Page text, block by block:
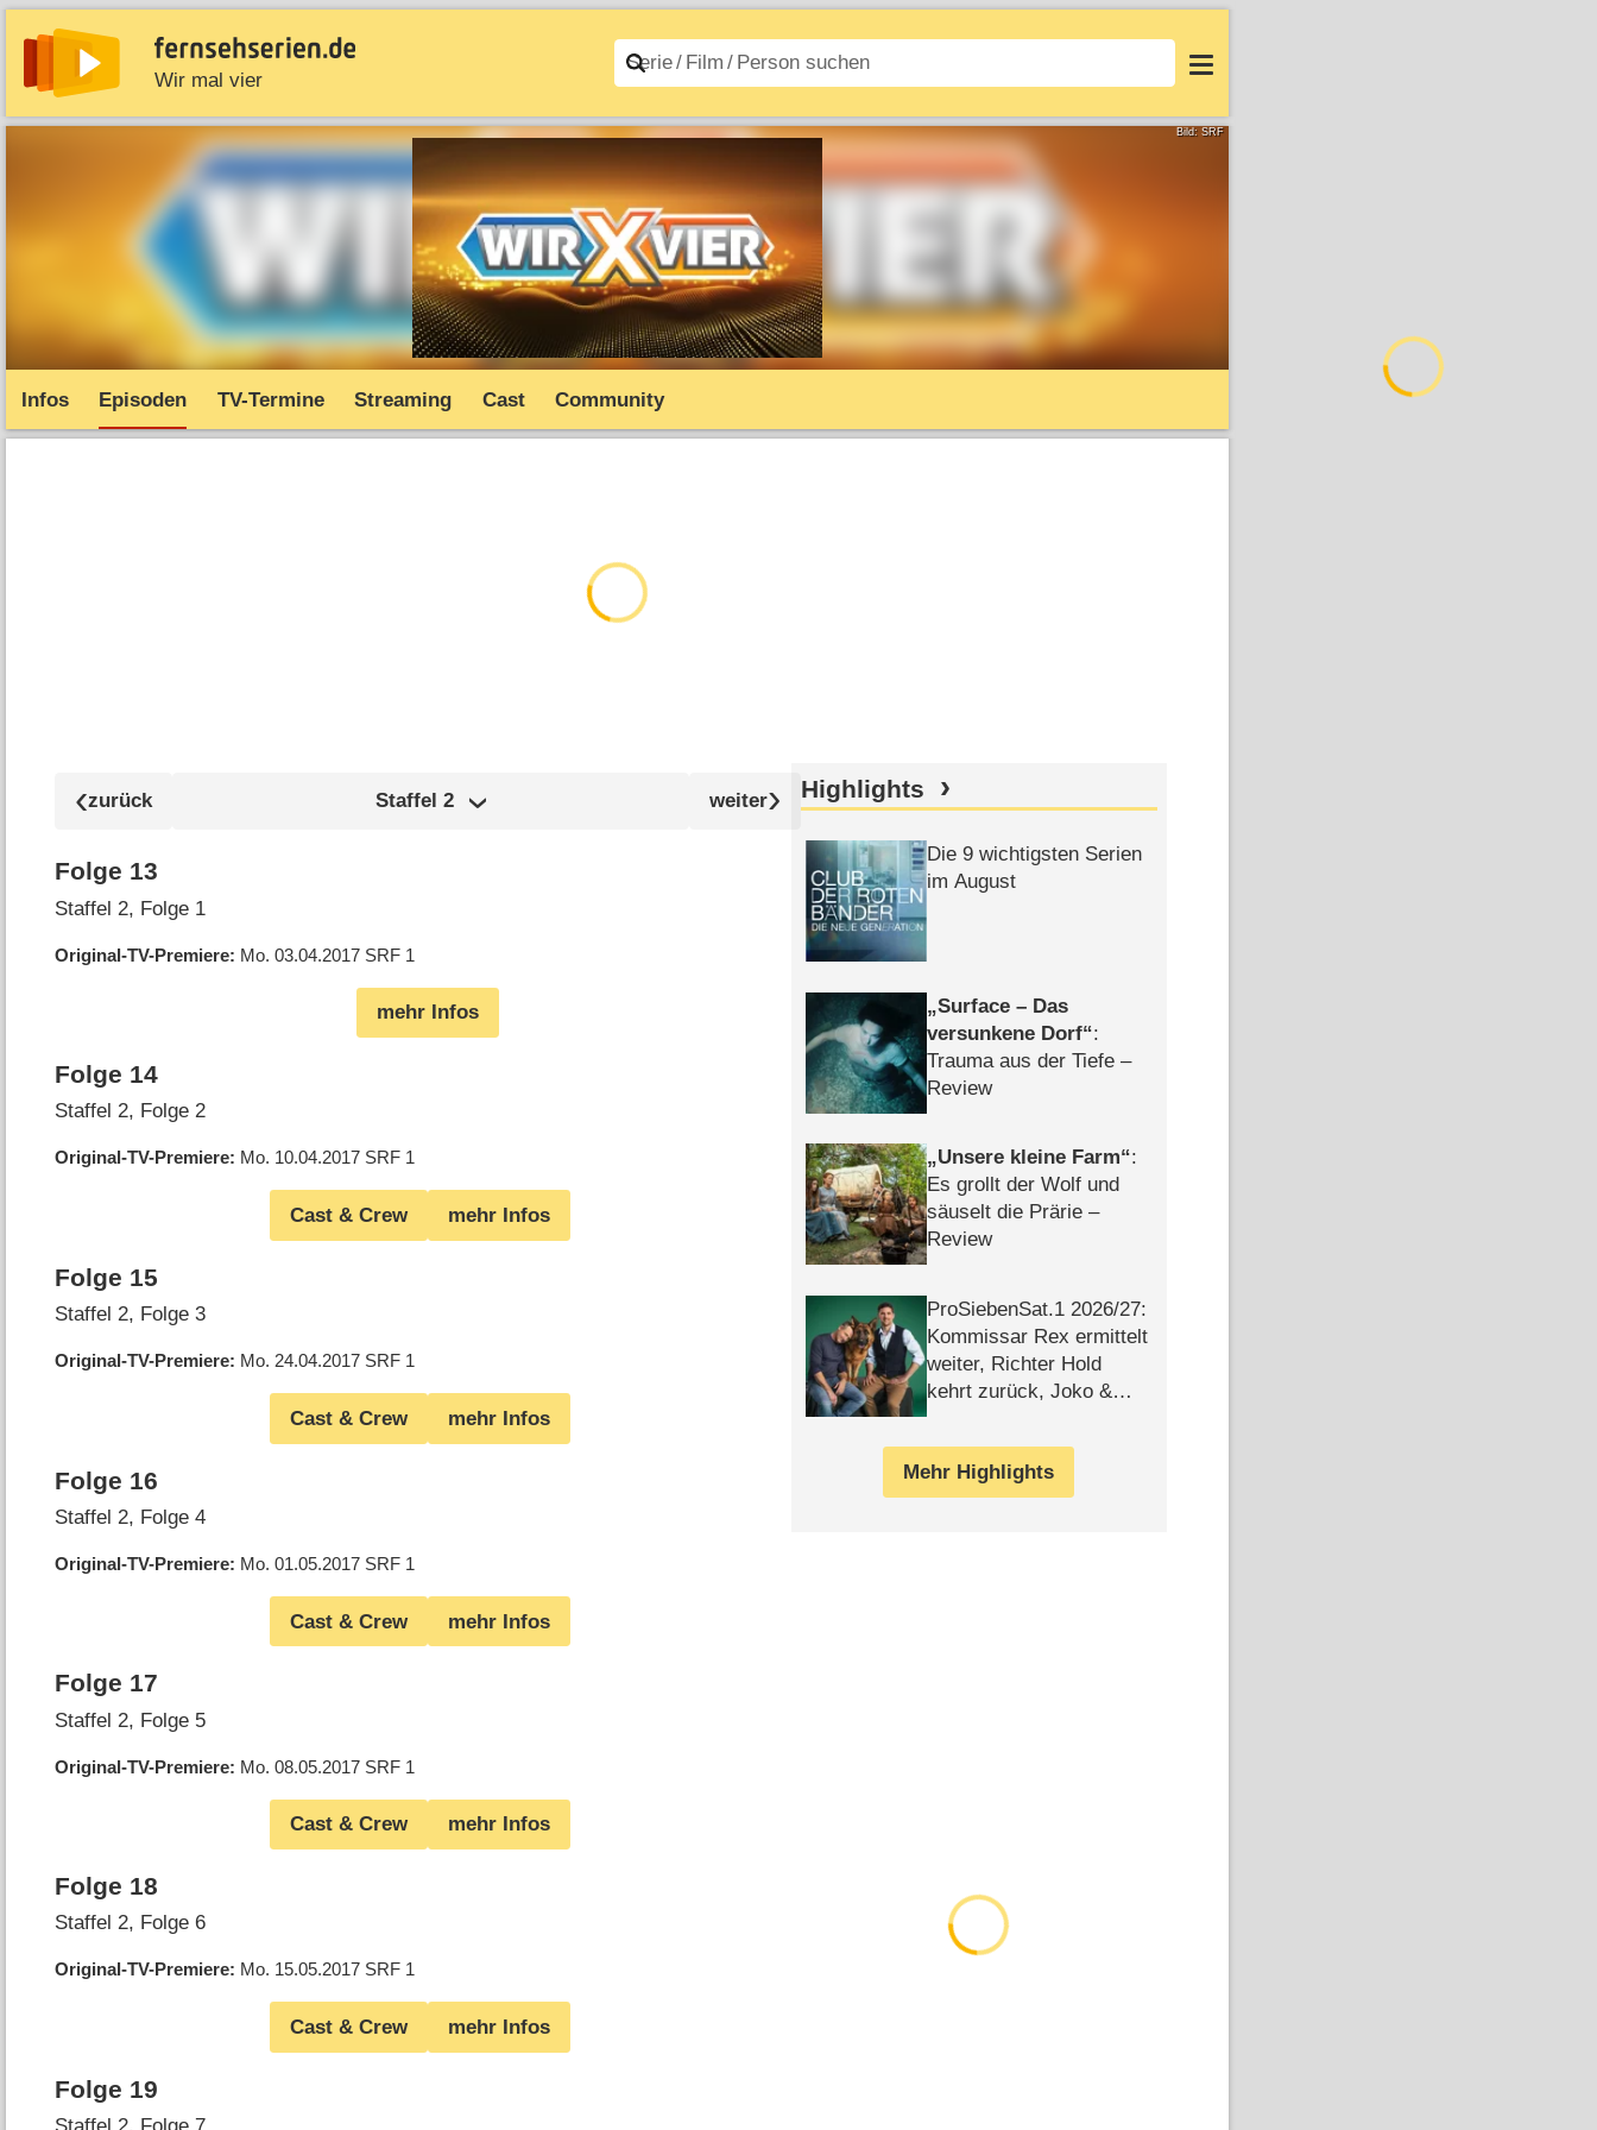
Wir mal vier
News Entdecken Streaming Filme A–Z Login
Bild: SRF
Infos Episoden TV-Termine Streaming Cast Community
Staffel 2
Folge 13
Staffel 2, Folge 1
Original-TV-Premiere Mo. 03.04.2017 SRF 1
mehr Infos
Folge 14
Staffel 2, Folge 2
Original-TV-Premiere Mo. 10.04.2017 SRF 1
Cast & Crew mehr Infos
Folge 15
Staffel 2, Folge 3
Original-TV-Premiere Mo. 24.04.2017 SRF 1
Cast & Crew mehr Infos
Folge 16
Staffel 2, Folge 4
Original-TV-Premiere Mo. 01.05.2017 SRF 1
Cast & Crew mehr Infos
Folge 17
Staffel 2, Folge 5
Original-TV-Premiere Mo. 08.05.2017 SRF 1
Cast & Crew mehr Infos
Folge 18
Staffel 2, Folge 6
Original-TV-Premiere Mo. 15.05.2017 SRF 1
Cast & Crew mehr Infos
Folge 19
Highlights
Die 9 wichtigsten Serien
im August
Surface – Das
versunkene Dorf :
Trauma aus der Tiefe –
Review
Unsere kleine Farm :
Es grollt der Wolf und
säuselt die Prärie –
Review
ProSiebenSat.1 2026/​27:
Kommissar Rex ermittelt
weiter, Richter Hold
kehrt zurück, Joko &
Mehr Highlights